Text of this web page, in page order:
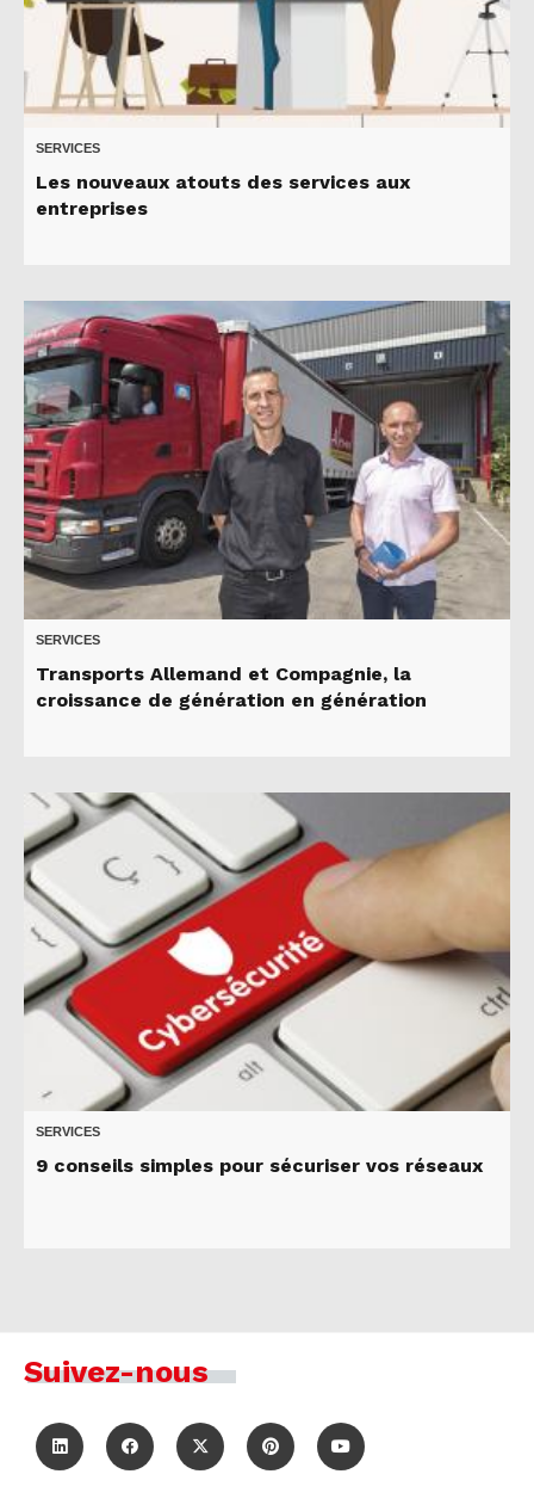
SERVICES
Les nouveaux atouts des services aux
entreprises
SERVICES
Transports Allemand et Compagnie, la
croissance de génération en génération
SERVICES
9 conseils simples pour sécuriser vos réseaux
Suivez-nous